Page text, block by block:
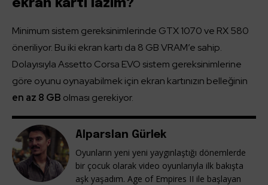
ekran kartı lazım?
Minimum sistem gereksinimlerinde GTX 1070 ve RX 580
öneriliyor. Bu iki ekran kartı da 8 GB VRAM’e sahip.
Dolayısıyla Assetto Corsa EVO sistem gereksinimlerine
göre oyunu oynayabilmek için ekran kartınızın belleğinin
en az 8 GB olması gerekiyor.
Alparslan Gürlek
Oyunların yeni yeni yaygınlaştığı dönemlerde
bir çocuk olarak video oyunlarıyla ilk bakışta
aşk yaşadım. Age of Empires II ile başlayan